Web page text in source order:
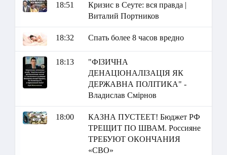
18:51
Кризис в Сеуте: вся правда |
Виталий Портников
18:32 Спать более 8 часов вредно
18:13
"ФІЗИЧНА
ДЕНАЦІОНАЛІЗАЦІЯ ЯК
ДЕРЖАВНА ПОЛІТИКА" -
Владислав Смірнов
18:00
КАЗНА ПУСТЕЕТ! Бюджет РФ
ТРЕЩИТ ПО ШВАМ. Россияне
ТРЕБУЮТ ОКОНЧАНИЯ
«СВО»